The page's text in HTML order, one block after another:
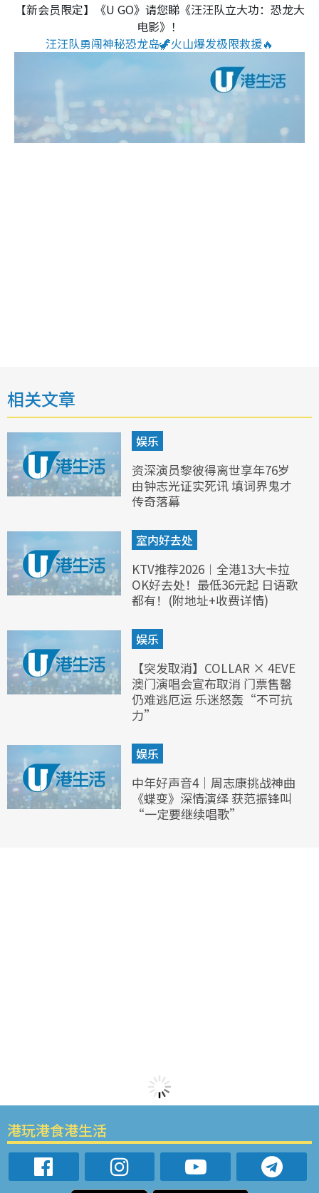
【新会员限定】《U GO》请您睇《汪汪队立大功：恐龙大
电影》！
汪汪队勇闯神秘恐龙岛🦖火山爆发极限救援🔥
相关文章
娱乐
资深演员黎彼得离世享年76岁
由钟志光证实死讯 填词界鬼才
传奇落幕
室内好去处
KTV推荐2026︱全港13大卡拉
OK好去处！最低36元起 日语歌
都有！(附地址+收费详情)
娱乐
【突发取消】COLLAR × 4EVE
澳门演唱会宣布取消 门票售罄
仍难逃厄运 乐迷怒轰“不可抗
力”
娱乐
中年好声音4｜周志康挑战神曲
《蝶变》深情演绎 获范振锋叫
“一定要继续唱歌”
港玩港食港生活